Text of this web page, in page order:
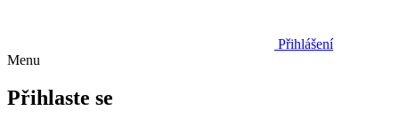
Přihlášení
Menu
Přihlaste se